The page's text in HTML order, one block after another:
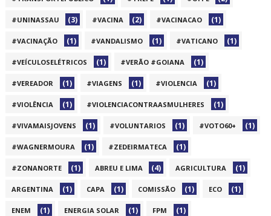
#UNINASSAU (3) #VACINA (2) #VACINACAO (1)
#VACINAÇÃO (1) #VANDALISMO (1) #VATICANO (1)
#VEÍCULOSELÉTRICOS (1) #VERÃO #GOIANA (1)
#VEREADOR (1) #VIAGENS (1) #VIOLENCIA (1)
#VIOLÊNCIA (1) #VIOLENCIACONTRAASMULHERES (1)
#VIVAMAISJOVENS (1) #VOLUNTARIOS (1) #VOTO60+ (1)
#WAGNERMOURA (1) #ZEDEIRMATECA (1)
#ZONANORTE (1) ABREU E LIMA (4) AGRICULTURA (1)
ARGENTINA (1) CAPA (1) COMISSÃO (1) ECO (1)
ENEM (1) ENERGIA SOLAR (1) FPM (1)